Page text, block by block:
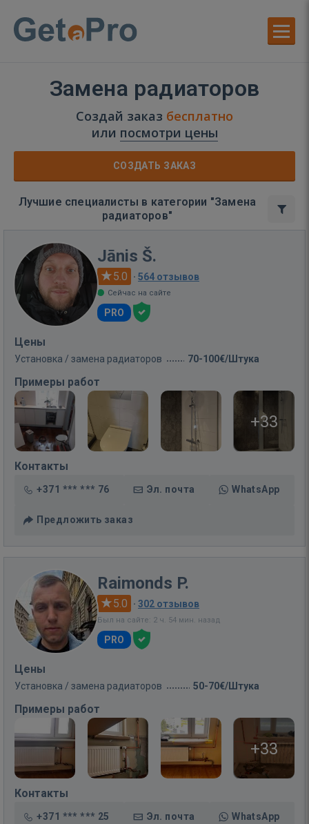
Замена радиаторов
Создай заказ бесплатно
или посмотри цены
СОЗДАТЬ ЗАКАЗ
Лучшие специалисты в категории "Замена
радиаторов"
Jānis Š.
5.0 · 564 отзывов
Сейчас на сайте
PRO
Цены
Установка / замена радиаторов 70-100€/Штука
Примеры работ
+33
Контакты
+371 *** *** 76 Эл. почта WhatsApp
Предложить заказ
Raimonds P.
5.0 · 302 отзывов
Был на сайте: 2 ч. 54 мин. назад
PRO
Цены
Установка / замена радиаторов 50-70€/Штука
Примеры работ
+33
Контакты
+371 *** *** 25 Эл. почта WhatsApp